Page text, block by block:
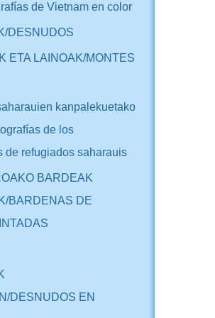
de Vietnam en color
DESNUDOS
ETA LAINOAK/MONTES
kanpalekuetako
de los
de refugiados saharauis
BARDEAK
BARDENAS DE
DESNUDOS EN